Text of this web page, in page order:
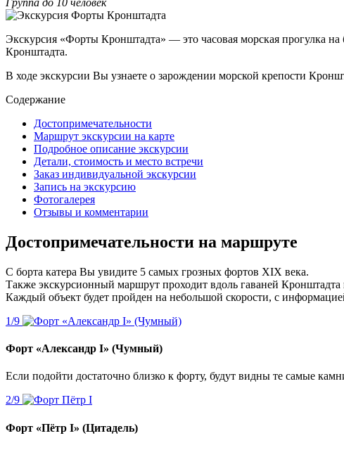
Экскурсия «Форты Кронштадта» — это часовая морская прогулка
Кронштадта.
В ходе экскурсии Вы узнаете о зарождении морской крепости
Содержание
Достопримечательности
Маршрут экскурсии на карте
Подробное описание экскурсии
Детали, стоимость и место встречи
Заказ индивидуальной экскурсии
Запись на экскурсию
Фотогалерея
Отзывы и комментарии
Достопримечательности на маршруте
С борта катера Вы увидите 5 самых грозных фортов XIX века.
Также экскурсионный маршрут проходит вдоль гаваней Кронштадта
Каждый объект будет пройден на небольшой скорости, с
Форт «Александр I» (Чумный)
Если подойти достаточно близко к форту, будут видны те самые
Форт «Пётр І» (Цитадель)